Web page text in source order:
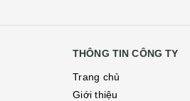
THÔNG TIN CÔNG TY
Trang chủ
Giới thiệu